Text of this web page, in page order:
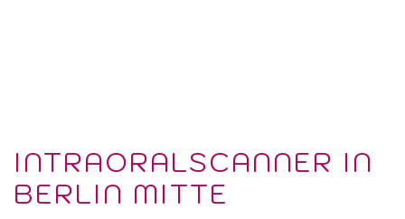
INTRAORALSCANNER IN
BERLIN MITTE